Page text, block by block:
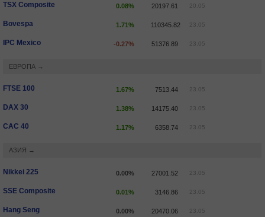
TSX Composite 0.08% 20197.61 20.05
Bovespa 1.71% 110345.82 23.05
IPC Mexico -0.27% 51376.89 23.05
ЕВРОПА →
FTSE 100 1.67% 7513.44 23.05
DAX 30 1.38% 14175.40 23.05
CAC 40 1.17% 6358.74 23.05
АЗИЯ →
Nikkei 225 0.00% 27001.52 23.05
SSE Composite 0.01% 3146.86 23.05
Hang Seng 0.00% 20470.06 23.05